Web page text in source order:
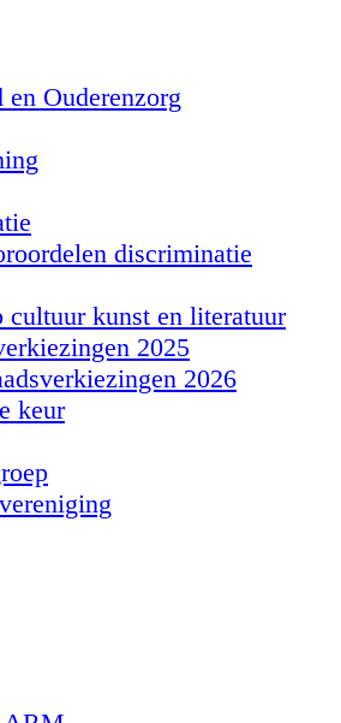
Ouderenzorg
discriminatie
kunst en literatuur
2025
2026
keur